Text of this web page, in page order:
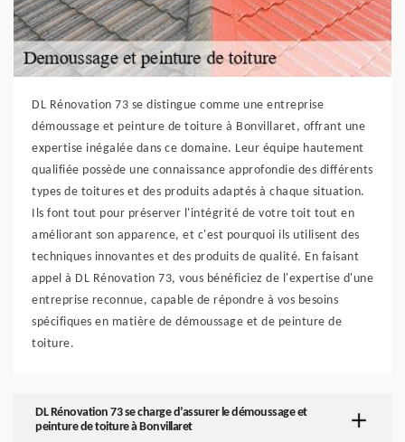
DL Rénovation 73 se distingue comme une entreprise
démoussage et peinture de toiture à Bonvillaret, offrant une
expertise inégalée dans ce domaine. Leur équipe hautement
qualifiée possède une connaissance approfondie des différents
types de toitures et des produits adaptés à chaque situation.
Ils font tout pour préserver l'intégrité de votre toit tout en
améliorant son apparence, et c'est pourquoi ils utilisent des
techniques innovantes et des produits de qualité. En faisant
appel à DL Rénovation 73, vous bénéficiez de l'expertise d'une
entreprise reconnue, capable de répondre à vos besoins
spécifiques en matière de démoussage et de peinture de
toiture.
DL Rénovation 73 se charge d’assurer le démoussage et
peinture de toiture à Bonvillaret